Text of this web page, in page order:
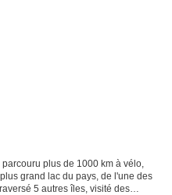
plus de 1000 km à vélo,
grand lac du pays, de l'une des
5 autres îles, visité des